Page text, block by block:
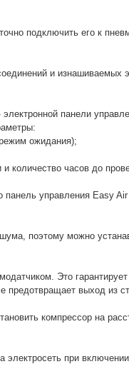
подключить его к
и изнашиваемых
панели
ожидания);
количество часов до
управления Easy
поэтому можно
Это
выход из
компрессор на
электросеть при